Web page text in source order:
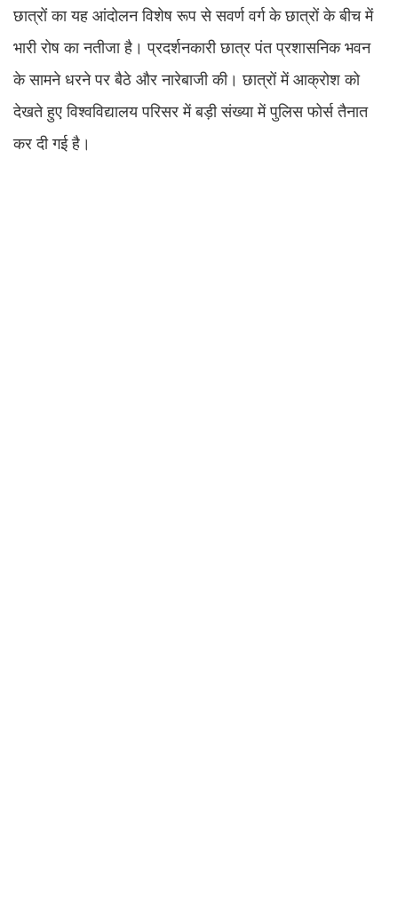
छात्रों का यह आंदोलन विशेष रूप से सवर्ण वर्ग के छात्रों के बीच में
भारी रोष का नतीजा है। प्रदर्शनकारी छात्र पंत प्रशासनिक भवन
के सामने धरने पर बैठे और नारेबाजी की। छात्रों में आक्रोश को
देखते हुए विश्वविद्यालय परिसर में बड़ी संख्या में पुलिस फोर्स तैनात
कर दी गई है।